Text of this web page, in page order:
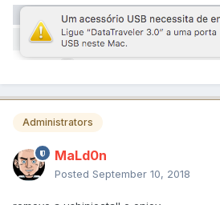
Administrators
MaLd0n
Posted September 10, 2018